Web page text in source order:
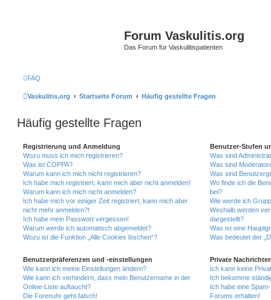
Forum Vaskulitis.org
Das Forum für Vaskulitispatienten
FAQ
Vaskulitis.org Startseite Forum Häufig gestellte Fragen
Häufig gestellte Fragen
Registrierung und Anmeldung
Wozu muss ich mich registrieren?
Was ist COPPA?
Warum kann ich mich nicht registrieren?
Ich habe mich registriert, kann mich aber nicht anmelden!
Warum kann ich mich nicht anmelden?
Ich habe mich vor einiger Zeit registriert, kann mich aber
nicht mehr anmelden?!
Ich habe mein Passwort vergessen!
Warum werde ich automatisch abgemeldet?
Wozu ist die Funktion „Alle Cookies löschen“?
Benutzerpräferenzen und -einstellungen
Wie kann ich meine Einstellungen ändern?
Wie kann ich verhindern, dass mein Benutzername in der
Online-Liste auftaucht?
Die Forenuhr geht falsch!
Benutzer-Stufen
Was sind
Was sind
Was sind
Wo finde ich die
bei?
Wie werde ich
Weshalb werden
dargestellt?
Was ist eine
Was bedeutet der
Private
Ich kann keine
Ich bekomme
Ich habe eine
Forums erhalten!